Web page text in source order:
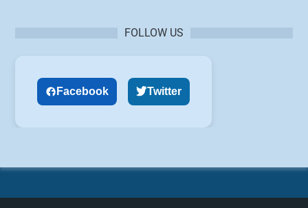
FOLLOW US
Facebook Twitter